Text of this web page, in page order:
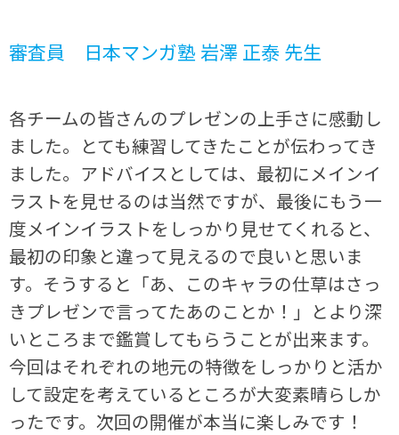
審査員 日本マンガ塾 岩澤 正泰 先生
各チームの皆さんのプレゼンの上手さに感動し
ました。とても練習してきたことが伝わってき
ました。アドバイスとしては、最初にメインイ
ラストを見せるのは当然ですが、最後にもう一
度メインイラストをしっかり見せてくれると、
最初の印象と違って見えるので良いと思いま
す。そうすると「あ、このキャラの仕草はさっ
きプレゼンで言ってたあのことか！」とより深
いところまで鑑賞してもらうことが出来ます。
今回はそれぞれの地元の特徴をしっかりと活か
して設定を考えているところが大変素晴らしか
ったです。次回の開催が本当に楽しみです！